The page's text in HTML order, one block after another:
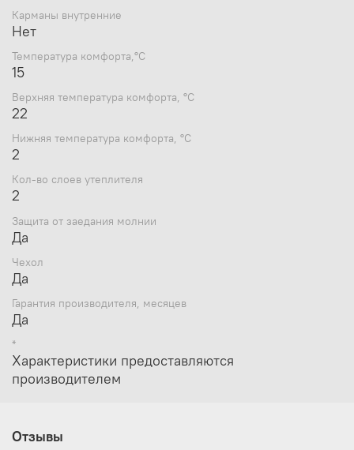
Нижняя температура комфорта, °С: 2;
Карманы внутренние
Нет
Температура комфорта,°С
15
Верхняя температура комфорта, °С
22
Нижняя температура комфорта, °С
2
Кол-во слоев утеплителя
2
Защита от заедания молнии
Да
Чехол
Да
Гарантия производителя, месяцев
Да
*
Характеристики предоставляются
производителем
Отзывы